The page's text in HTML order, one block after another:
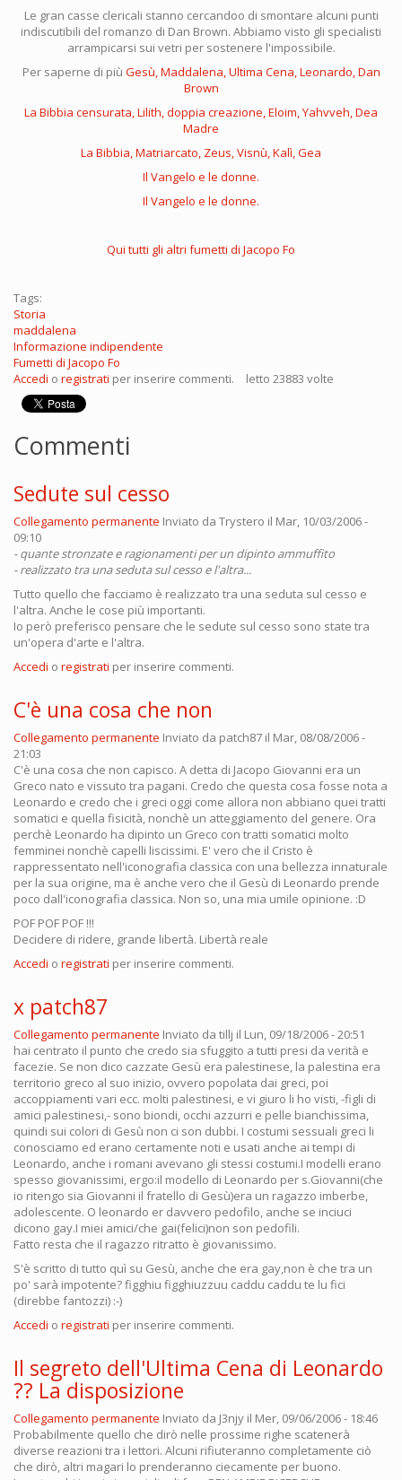
Le gran casse clericali stanno cercandoo di smontare alcuni punti
indiscutibili del romanzo di Dan Brown. Abbiamo visto gli specialisti
arrampicarsi sui vetri per sostenere l'impossibile.
Per saperne di più Gesù, Maddalena, Ultima Cena, Leonardo, Dan
Brown
La Bibbia censurata, Lilith, doppia creazione, Eloim, Yahvveh, Dea
Madre
La Bibbia, Matriarcato, Zeus, Visnù, Kalì, Gea
Il Vangelo e le donne.
Il Vangelo e le donne.
Qui tutti gli altri fumetti di Jacopo Fo
Tags:
Storia
maddalena
Informazione indipendente
Fumetti di Jacopo Fo
Accedi o registrati per inserire commenti. letto 23883 volte
Commenti
Sedute sul cesso
Collegamento permanente Inviato da Trystero il Mar, 10/03/2006 -
09:10
- quante stronzate e ragionamenti per un dipinto ammuffito
- realizzato tra una seduta sul cesso e l'altra...
Tutto quello che facciamo è realizzato tra una seduta sul cesso e
l'altra. Anche le cose più importanti.
Io però preferisco pensare che le sedute sul cesso sono state tra
un'opera d'arte e l'altra.
Accedi o registrati per inserire commenti.
C'è una cosa che non
Collegamento permanente Inviato da patch87 il Mar, 08/08/2006 -
21:03
C'è una cosa che non capisco. A detta di Jacopo Giovanni era un
Greco nato e vissuto tra pagani. Credo che questa cosa fosse nota a
Leonardo e credo che i greci oggi come allora non abbiano quei tratti
somatici e quella fisicità, nonchè un atteggiamento del genere. Ora
perchè Leonardo ha dipinto un Greco con tratti somatici molto
femminei nonchè capelli liscissimi. E' vero che il Cristo è
rappressentato nell'iconografia classica con una bellezza innaturale
per la sua origine, ma è anche vero che il Gesù di Leonardo prende
poco dall'iconografia classica. Non so, una mia umile opinione. :D
POF POF POF !!!
Decidere di ridere, grande libertà. Libertà reale
Accedi o registrati per inserire commenti.
x patch87
Collegamento permanente Inviato da tillj il Lun, 09/18/2006 - 20:51
hai centrato il punto che credo sia sfuggito a tutti presi da verità e
facezie. Se non dico cazzate Gesù era palestinese, la palestina era
territorio greco al suo inizio, ovvero popolata dai greci, poi
accoppiamenti vari ecc. molti palestinesi, e vi giuro li ho visti, -figli di
amici palestinesi,- sono biondi, occhi azzurri e pelle bianchissima,
quindi sui colori di Gesù non ci son dubbi. I costumi sessuali greci li
conosciamo ed erano certamente noti e usati anche ai tempi di
Leonardo, anche i romani avevano gli stessi costumi.I modelli erano
spesso giovanissimi, ergo:il modello di Leonardo per s.Giovanni(che
io ritengo sia Giovanni il fratello di Gesù)era un ragazzo imberbe,
adolescente. O leonardo er davvero pedofilo, anche se inciuci
dicono gay.I miei amici/che gai(felici)non son pedofili.
Fatto resta che il ragazzo ritratto è giovanissimo.
S'è scritto di tutto quì su Gesù, anche che era gay,non è che tra un
po' sarà impotente? figghiu figghiuzzuu caddu caddu te lu fici
(direbbe fantozzi) :-)
Accedi o registrati per inserire commenti.
Il segreto dell'Ultima Cena di Leonardo
?? La disposizione
Collegamento permanente Inviato da J3njy il Mer, 09/06/2006 - 18:46
Probabilmente quello che dirò nelle prossime righe scatenerà
diverse reazioni tra i lettori. Alcuni rifiuteranno completamente ciò
che dirò, altri magari lo prenderanno ciecamente per buono.